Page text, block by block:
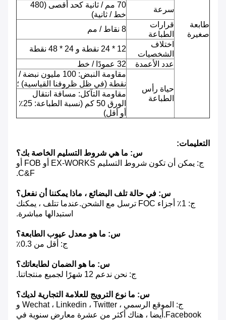
طابعة
صغيرة
سرعة
70 مم / ثانية كحد أقصى (480
خط / ثانية)
قرارات
الطباعة
8 نقاط / مم
اختلاف
الشخصيات
12 * 24 نقطة و 24 * 48 نقطة
عدد الأعمدة
32 عمودًا / خط
حياة رأس
الطباعة
مقاومة النبض: 100 مليون نبضة /
نقطة (في ظل ظروفنا القياسية) ؛
مقاومة التآكل: مسافة انتقال
الورق 50 كم (نسبة الطباعة: 25٪
أو أقل)
التعليمات:
س: ما هي شروط التسليم الخاصة بك؟
ج: يمكن أن تكون شروط التسليم EX-WORKS أو FOB أو
C&F.
س: في حالة تلف البضائع ، ماذا يمكننا أن نفعل؟
ج: 1٪ أجزاء FOC ترسل مع الشحن.عندما تتلف ، يمكنك
استبدالها مباشرة.
س: ما هو معدل عيوب الطابعة؟
ج: أقل من 0.3٪
س: ما هو الضمان لطابعاتك؟
ج: نحن ندعم 12 شهرًا لجميع منتجاتنا.
س: ما نوع الترويج للعلامة التجارية لديك؟
ج: الموقع الرسمي ، Wechat ، Linkedin ، Twitter و
Facebook.أيضا ، هناك أكثر من عشرة معارض سنوية في